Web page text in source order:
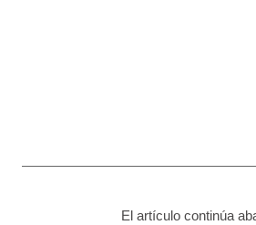
El artículo continúa